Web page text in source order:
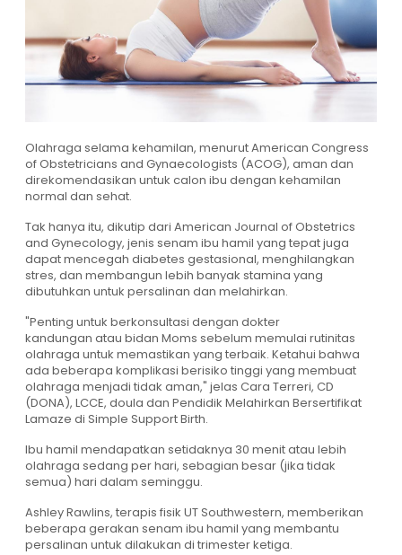
Olahraga selama kehamilan, menurut American Congress
of Obstetricians and Gynaecologists (ACOG), aman dan
direkomendasikan untuk calon ibu dengan kehamilan
normal dan sehat.
Tak hanya itu, dikutip dari American Journal of Obstetrics
and Gynecology, jenis senam ibu hamil yang tepat juga
dapat mencegah diabetes gestasional, menghilangkan
stres, dan membangun lebih banyak stamina yang
dibutuhkan untuk persalinan dan melahirkan.
"Penting untuk berkonsultasi dengan dokter
kandungan atau bidan Moms sebelum memulai rutinitas
olahraga untuk memastikan yang terbaik. Ketahui bahwa
ada beberapa komplikasi berisiko tinggi yang membuat
olahraga menjadi tidak aman," jelas Cara Terreri, CD
(DONA), LCCE, doula dan Pendidik Melahirkan Bersertifikat
Lamaze di Simple Support Birth.
Ibu hamil mendapatkan setidaknya 30 menit atau lebih
olahraga sedang per hari, sebagian besar (jika tidak
semua) hari dalam seminggu.
Ashley Rawlins, terapis fisik UT Southwestern, memberikan
beberapa gerakan senam ibu hamil yang membantu
persalinan untuk dilakukan di trimester ketiga.